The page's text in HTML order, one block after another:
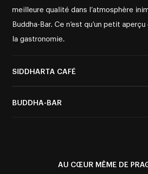
meilleure qualité dans l’atmosphère
Buddha⁠⁠⁠⁠⁠⁠⁠⁠⁠⁠⁠⁠-⁠⁠⁠⁠⁠⁠⁠⁠⁠⁠⁠⁠Bar. Ce n’est qu’un petit
la gastronomie.
SIDDHARTA CAFÉ
BUDDHA⁠⁠⁠⁠⁠⁠⁠⁠⁠⁠⁠⁠⁠⁠⁠-⁠⁠⁠⁠⁠⁠⁠⁠⁠⁠⁠⁠⁠⁠⁠BAR
AU CŒUR MÊME DE